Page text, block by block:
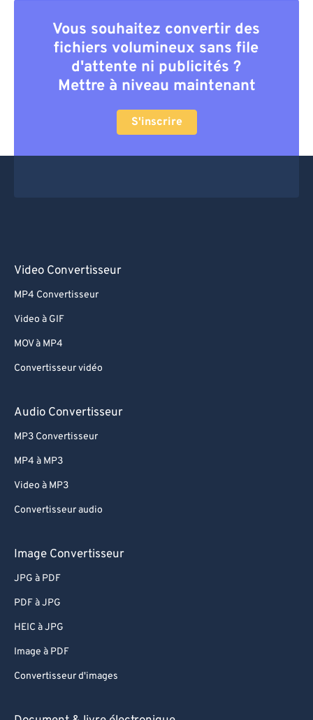
Vous souhaitez convertir des
fichiers volumineux sans file
d'attente ni publicités ?
Mettre à niveau maintenant
S'inscrire
Video Convertisseur
MP4 Convertisseur
Video à GIF
MOV à MP4
Convertisseur vidéo
Audio Convertisseur
MP3 Convertisseur
MP4 à MP3
Video à MP3
Convertisseur audio
Image Convertisseur
JPG à PDF
PDF à JPG
HEIC à JPG
Image à PDF
Convertisseur d'images